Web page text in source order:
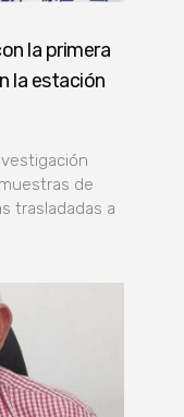
la primera
la estación
de
trasladadas a